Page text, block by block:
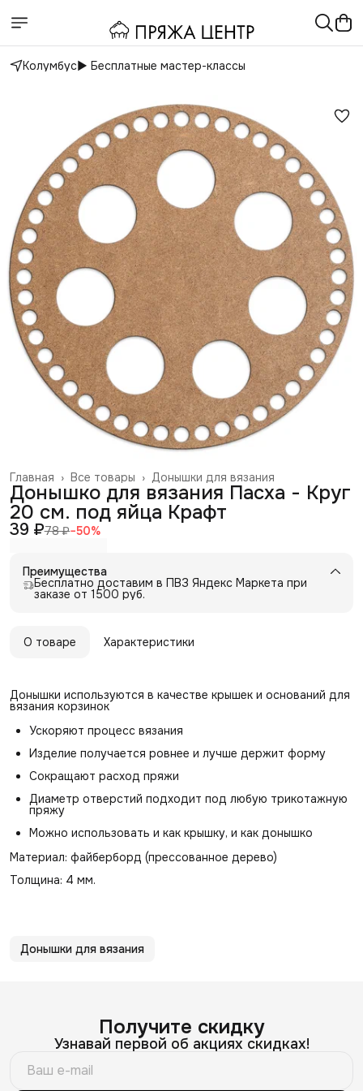
Колумбус▶️ Бесплатные мастер-классы
Донышки для вязания
Все товары ›
Главная ›
Донышко для вязания Пасха - Круг
20 см. под яйца Крафт
39 ₽78 ₽−50%
Преимущества
Бесплатно доставим в ПВЗ Яндекс Маркета при
заказе от 1500 руб.
О товаре Характеристики
Донышки используются в качестве крышек и оснований для
вязания корзинок
Ускоряют процесс вязания
Изделие получается ровнее и лучше держит форму
Сокращают расход пряжи
Диаметр отверстий подходит под любую трикотажную
пряжу
Можно использовать и как крышку, и как донышко
Материал: файберборд (прессованное дерево)
Толщина: 4 мм.
Донышки для вязания
Получите скидку
Узнавай первой об акциях скидках!